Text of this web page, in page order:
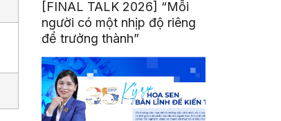
[FINAL TALK 2026] “Mỗi
người có một nhịp độ riêng
để trưởng thành”